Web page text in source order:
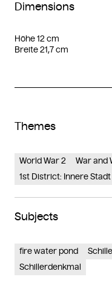
Dimensions
Höhe 12 cm
Breite 21,7 cm
Themes
World War 2
War and
1st District: Innere Stadt
Subjects
fire water pond
Schillerdenkmal